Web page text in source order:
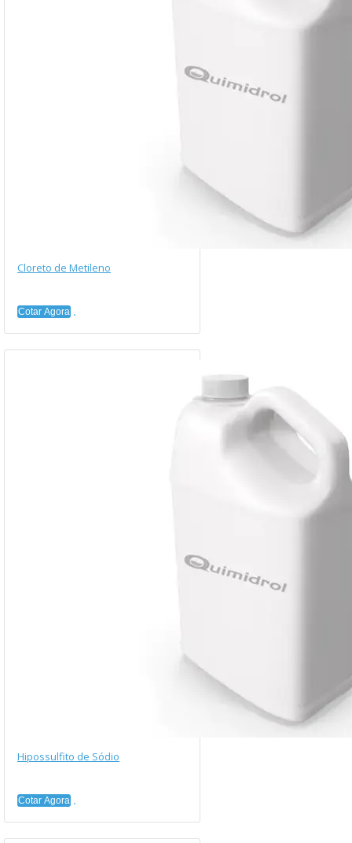
Cloreto de Metileno
Cotar Agora
Hipossulfito de Sódio
Cotar Agora